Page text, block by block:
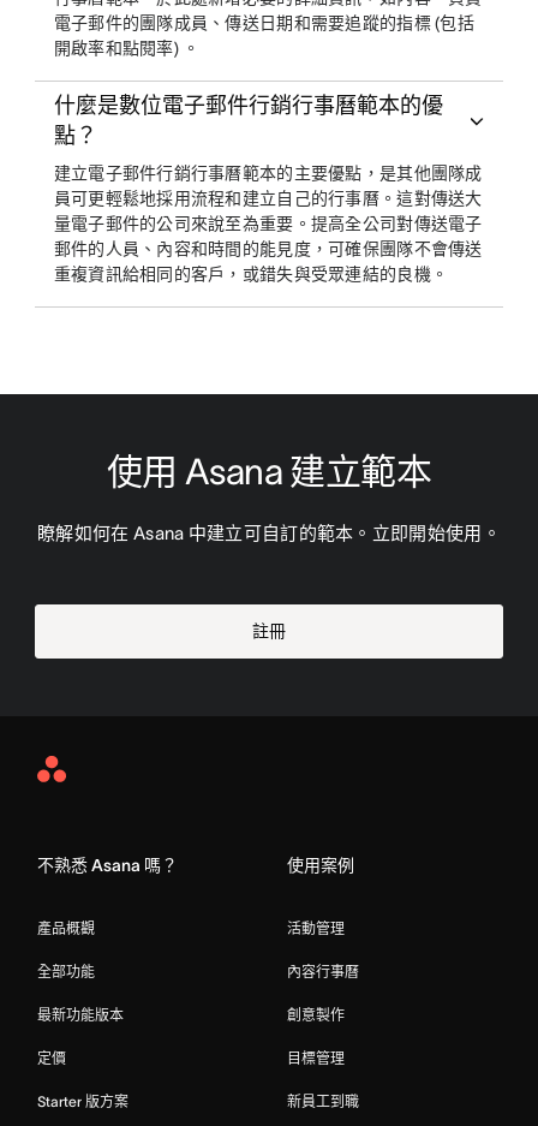
電子郵件的團隊成員、傳送日期和需要追蹤的指標 (包括
開啟率和點閱率) 。
什麼是數位電子郵件行銷行事曆範本的優
點？
建立電子郵件行銷行事曆範本的主要優點，是其他團隊成
員可更輕鬆地採用流程和建立自己的行事曆。這對傳送大
量電子郵件的公司來說至為重要。提高全公司對傳送電子
郵件的人員、內容和時間的能見度，可確保團隊不會傳送
重複資訊給相同的客戶，或錯失與受眾連結的良機。
使用 Asana 建立範本
瞭解如何在 Asana 中建立可自訂的範本。立即開始使用。
註冊
Asana
不熟悉 Asana 嗎？
產品概觀
全部功能
最新功能版本
定價
Starter 版方案
使用案例
活動管理
內容行事曆
創意製作
目標管理
新員工到職